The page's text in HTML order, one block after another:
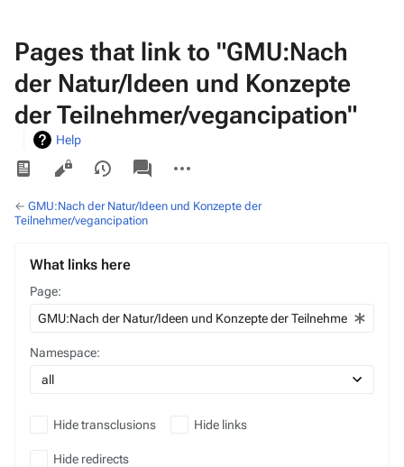
Pages that link to "GMU:Nach
der Natur/Ideen und Konzepte
der Teilnehmer/vegancipation"
Help
Views
associated-
pages
actions
← GMU:Nach der Natur/Ideen und Konzepte der
Teilnehmer/vegancipation
What links here
Page:
Namespace:
Hide transclusions Hide links
Hide redirects